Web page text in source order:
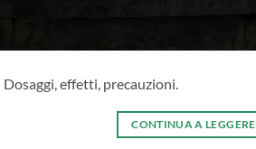
effetti, precauzioni.
CONTINUA A LEGGERE